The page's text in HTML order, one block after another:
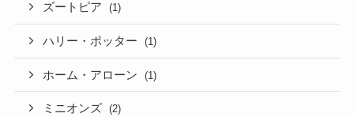
ズートピア (1)
ハリー・ポッター (1)
ホーム・アローン (1)
ミニオンズ (2)